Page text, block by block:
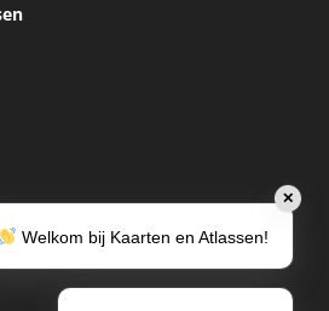
✕
Welkom bij Kaarten en Atlassen!